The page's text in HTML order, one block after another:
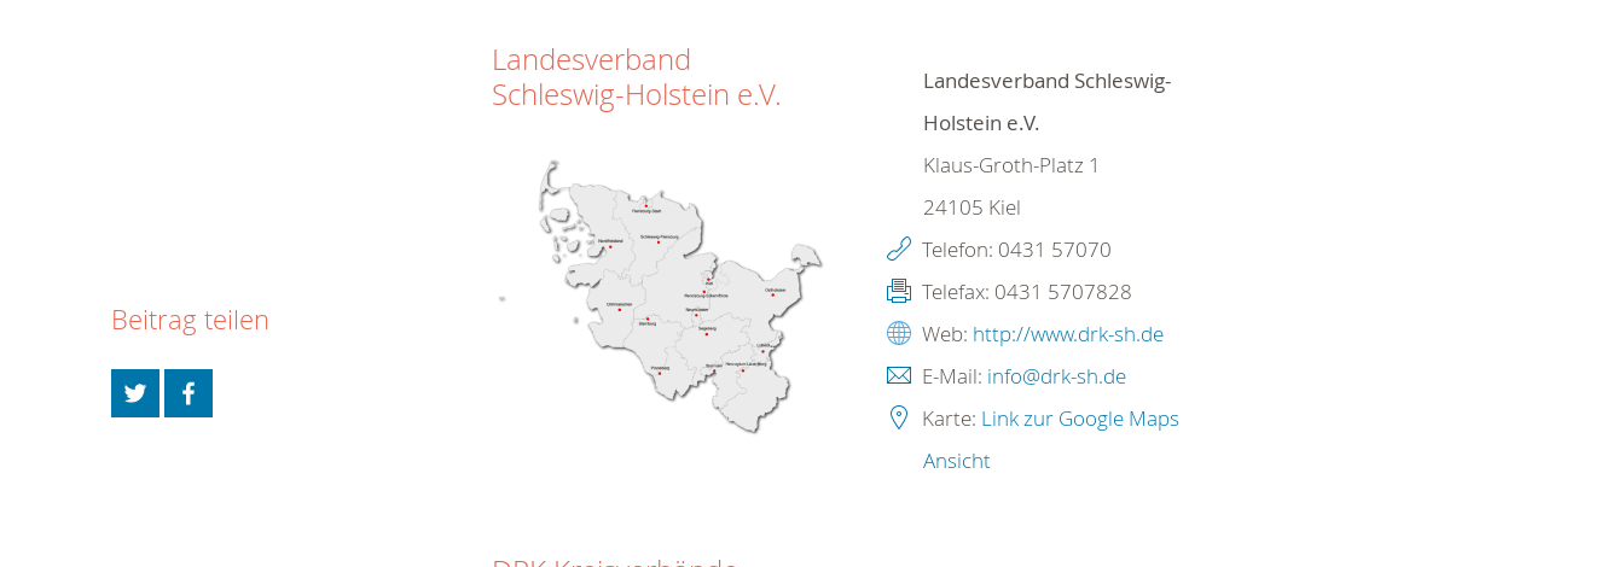
Landesverband
Schleswig-Holstein e.V.
Landesverband Schleswig-
Holstein e.V.
Klaus-Groth-Platz 1
24105 Kiel
Telefon: 0431 57070
Telefax: 0431 5707828
Web: http://www.drk-sh.de
E-Mail: info@drk-sh.de
Karte: Link zur Google Maps
Ansicht
Beitrag teilen